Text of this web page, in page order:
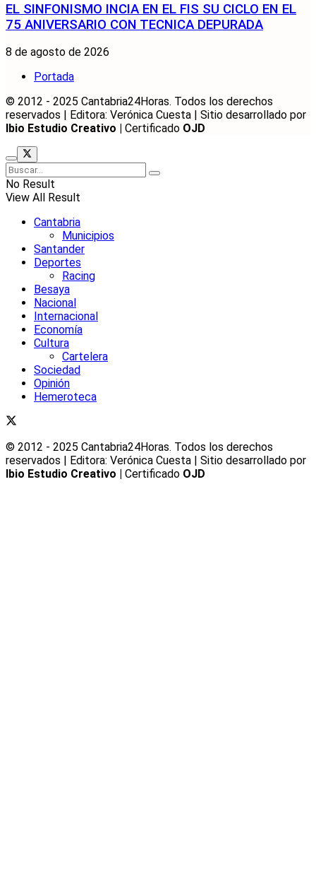
EL SINFONISMO INCIA EN EL FIS SU CICLO EN EL
75 ANIVERSARIO CON TECNICA DEPURADA
8 de agosto de 2026
Portada
© 2012 - 2025 Cantabria24Horas. Todos los derechos
reservados | Editora: Verónica Cuesta | Sitio desarrollado por
Ibio Estudio Creativo |
Certificado OJD
No Result
View All Result
Cantabria
Municipios
Santander
Deportes
Racing
Besaya
Nacional
Internacional
Economía
Cultura
Cartelera
Sociedad
Opinión
Hemeroteca
© 2012 - 2025 Cantabria24Horas. Todos los derechos
reservados | Editora: Verónica Cuesta | Sitio desarrollado por
Ibio Estudio Creativo | Certificado OJD